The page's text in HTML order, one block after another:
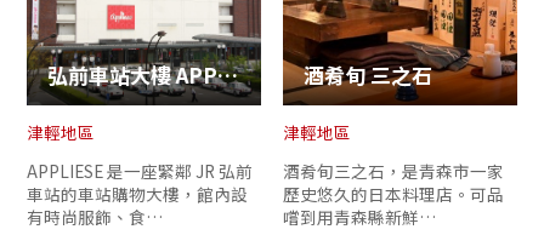
弘前車站大樓 APPLIESE
津輕地區
APPLIESE 是一座緊鄰 JR 弘前
車站的車站購物大樓，館內設
有時尚服飾、食…
酒肴旬 三之石
津輕地區
酒肴旬三之石，是青森市一家
歷史悠久的日本料理店。可品
嚐到用青森縣新鮮…